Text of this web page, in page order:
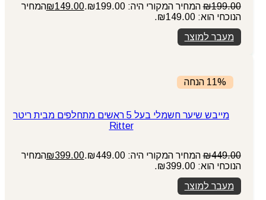
₪199.00 המחיר המקורי היה: ₪199.00. ₪149.00
המחיר
הנוכחי הוא: ₪149.00.
מעבר למוצר
11% הנחה
מייבש שיער חשמלי בעל 5 ראשים מתחלפים מבית ריטר
Ritter
₪449.00 המחיר המקורי היה: ₪449.00. ₪399.00
המחיר
הנוכחי הוא: ₪399.00.
מעבר למוצר